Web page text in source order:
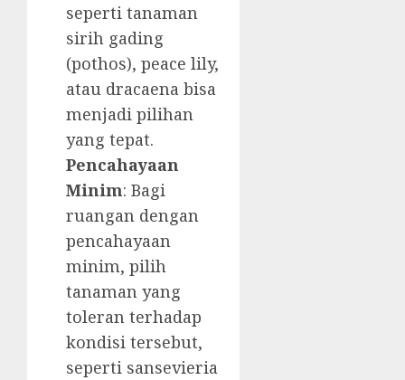
seperti tanaman
sirih gading
(pothos), peace lily,
atau dracaena bisa
menjadi pilihan
yang tepat.
Pencahayaan
Minim: Bagi
ruangan dengan
pencahayaan
minim, pilih
tanaman yang
toleran terhadap
kondisi tersebut,
seperti sansevieria